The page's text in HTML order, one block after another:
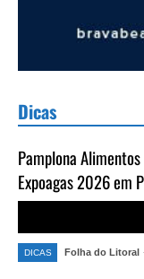
Dicas
Pamplona
Expoagas 2026 em
DICAS Folha do Litoral